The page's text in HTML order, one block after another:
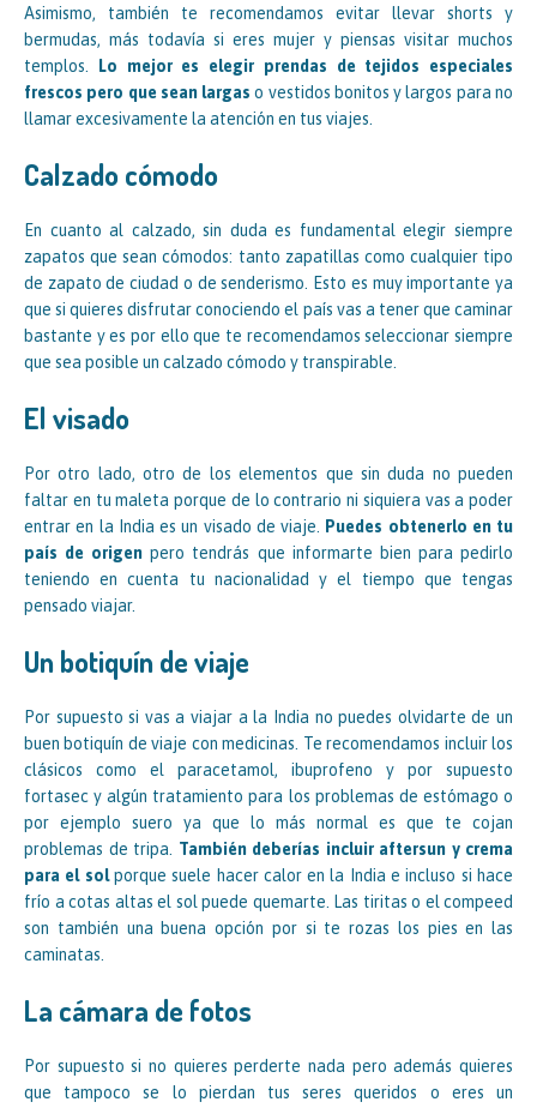
Asimismo, también te recomendamos evitar llevar shorts y
bermudas, más todavía si eres mujer y piensas visitar muchos
templos. Lo mejor es elegir prendas de tejidos especiales
frescos pero que sean largas o vestidos bonitos y largos para no
llamar excesivamente la atención en tus viajes.
Calzado cómodo
En cuanto al calzado, sin duda es fundamental elegir siempre
zapatos que sean cómodos: tanto zapatillas como cualquier tipo
de zapato de ciudad o de senderismo. Esto es muy importante ya
que si quieres disfrutar conociendo el país vas a tener que caminar
bastante y es por ello que te recomendamos seleccionar siempre
que sea posible un calzado cómodo y transpirable.
El visado
Por otro lado, otro de los elementos que sin duda no pueden
faltar en tu maleta porque de lo contrario ni siquiera vas a poder
entrar en la India es un visado de viaje.
Puedes obtenerlo en tu
país de origen pero tendrás que informarte bien para pedirlo
teniendo en cuenta tu nacionalidad y el tiempo que tengas
pensado viajar.
Un botiquín de viaje
Por supuesto si vas a viajar a la India no puedes olvidarte de un
buen botiquín de viaje con medicinas. Te recomendamos incluir los
clásicos como el paracetamol, ibuprofeno y por supuesto
fortasec y algún tratamiento para los problemas de estómago o
por ejemplo suero ya que lo más normal es que te cojan
problemas de tripa. También deberías incluir aftersun y crema
para el solporque suele hacer calor en la India e incluso si hace
frío a cotas altas el sol puede quemarte. Las tiritas o el compeed
son también una buena opción por si te rozas los pies en las
caminatas.
La cámara de fotos
Por supuesto si no quieres perderte nada pero además quieres
que tampoco se lo pierdan tus seres queridos o eres un